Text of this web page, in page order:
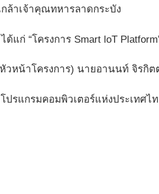
ล้าเจ้าคุณทหารลาดกระบัง
แก่ “โครงการ Smart loT
หน้าโครงการ) นายอานนท์ จิรกิต
รแกรมคอมพิวเตอร์แห่งประเทศไท